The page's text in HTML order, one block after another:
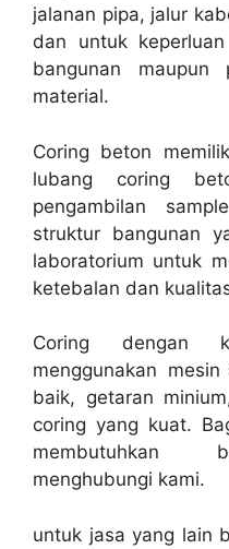
jalanan pipa, jalur
dan untuk
bangunan maupun
material.
Coring beton
lubang coring
pengambilan
struktur bangunan
laboratorium untuk
ketebalan dan
Coring dengan
menggunakan
baik, getaran
coring yang kuat.
membutuhkan
menghubungi kami.
untuk jasa yang lain